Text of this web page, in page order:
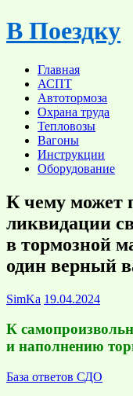
Skip
to
В Поездку
Главная
АСПТ
Автотормоза
Охрана труда
Тепловозы
Вагоны
Инструкции
Оборудование
К чему может
ликвидации
в тормозной
один верный
SimKa 19.04.2024
К
и наполнению
База ответов СДО